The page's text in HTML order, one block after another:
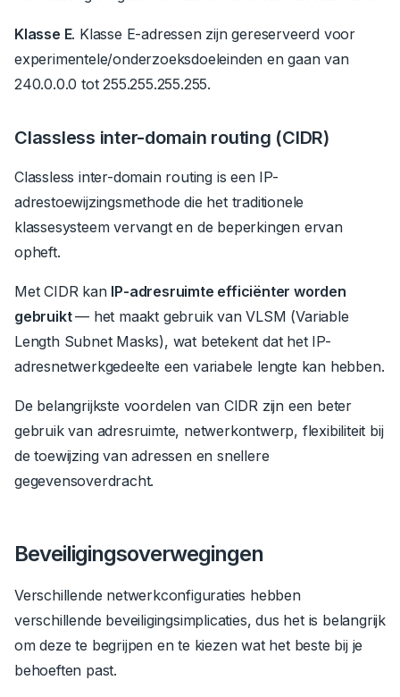
Klasse E. Klasse E-adressen zijn gereserveerd voor
experimentele/onderzoeksdoeleinden en gaan van
240.0.0.0 tot 255.255.255.255.
Classless inter-domain routing (CIDR)
Classless inter-domain routing is een IP-
adrestoewijzingsmethode die het traditionele
klassesysteem vervangt en de beperkingen ervan
opheft.
Met CIDR kan IP-adresruimte efficiënter worden
gebruikt— het maakt gebruik van VLSM (Variable
Length Subnet Masks), wat betekent dat het IP-
adresnetwerkgedeelte een variabele lengte kan hebben.
De belangrijkste voordelen van CIDR zijn een beter
gebruik van adresruimte, netwerkontwerp, flexibiliteit bij
de toewijzing van adressen en snellere
gegevensoverdracht.
Beveiligingsoverwegingen
Verschillende netwerkconfiguraties hebben
verschillende beveiligingsimplicaties, dus het is belangrijk
om deze te begrijpen en te kiezen wat het beste bij je
behoeften past.